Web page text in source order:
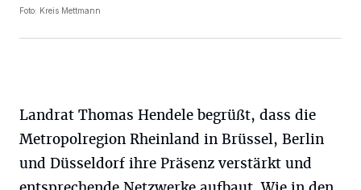
Foto: Kreis Mettmann
Landrat Thomas Hendele begrüßt, dass die
Metropolregion Rheinland in Brüssel, Berlin
und Düsseldorf ihre Präsenz verstärkt und